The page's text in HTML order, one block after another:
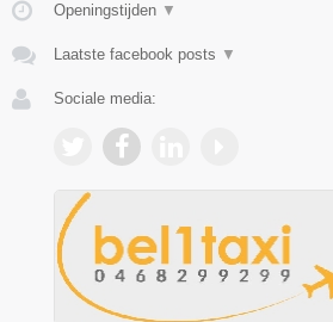
Openingstijden ▼
Laatste facebook posts ▼
Sociale media: